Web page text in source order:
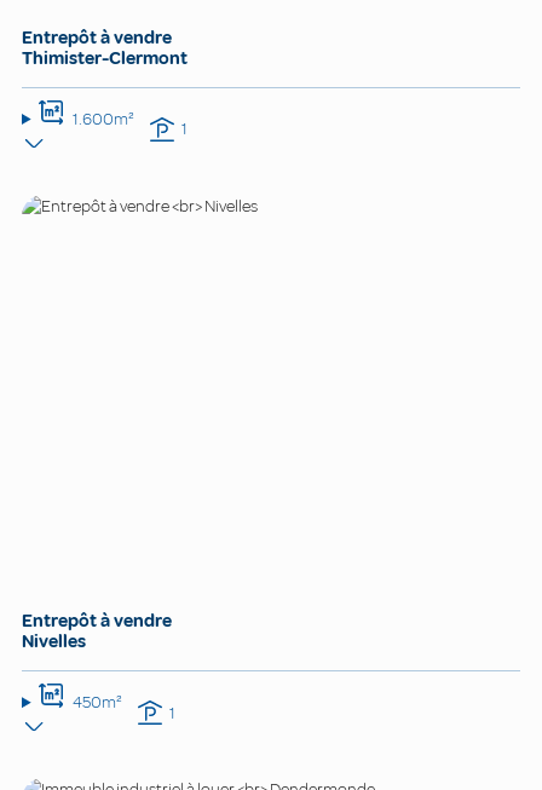
Entrepôt à vendre
Thimister-Clermont
1.600m² 1
Entrepôt à vendre
Nivelles
450m² 1